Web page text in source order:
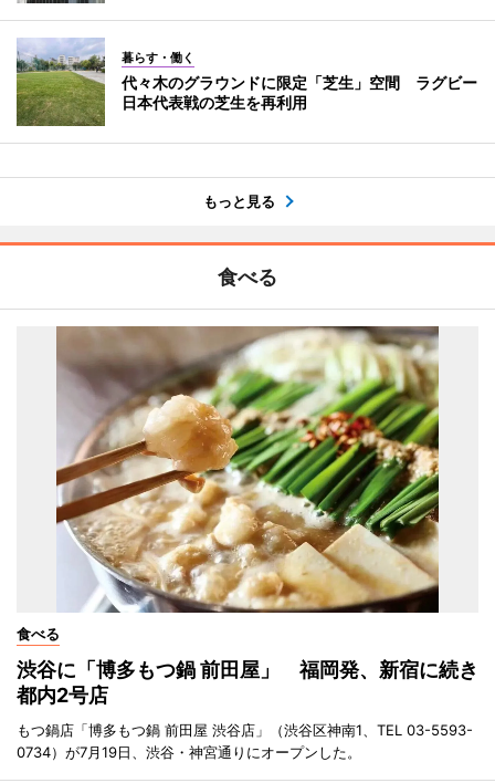
暮らす・働く
代々木のグラウンドに限定「芝生」空間 ラグビー
日本代表戦の芝生を再利用
もっと見る
食べる
食べる
渋谷に「博多もつ鍋 前田屋」 福岡発、新宿に続き
都内2号店
もつ鍋店「博多もつ鍋 前田屋 渋谷店」（渋谷区神南1、TEL 03-5593-
0734）が7月19日、渋谷・神宮通りにオープンした。